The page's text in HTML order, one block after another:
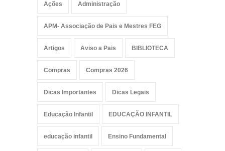
Ações Administração
APM- Associação de Pais e Mestres FEG
Artigos Aviso a Pais BIBLIOTECA
Compras Compras 2026
Dicas Importantes Dicas Legais
Educação Infantil EDUCAÇÃO INFANTIL
educação infantil Ensino Fundamental